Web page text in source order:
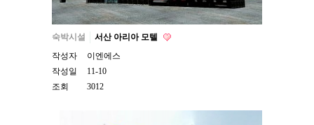
숙박시설
서산 아리아 모텔
작성자
이엔에스
작성일
11-10
조회
3012